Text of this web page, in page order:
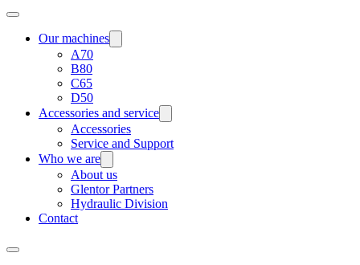
Our machines
A70
B80
C65
D50
Accessories and service
Accessories
Service and Support
Who we are
About us
Glentor Partners
Hydraulic Division
Contact